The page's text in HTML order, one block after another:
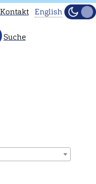
Kontakt
to
our
English
Hell
Suche